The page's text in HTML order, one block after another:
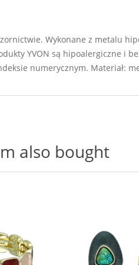
Wykonane z metalu
YVON są hipoalergiczne i
numerycznym. Materiał:
also bought